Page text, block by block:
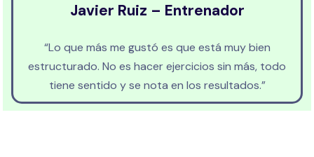
Javier Ruiz – Entrenador
“Lo que más me gustó es que está muy bien
estructurado. No es hacer ejercicios sin más, todo
tiene sentido y se nota en los resultados.”